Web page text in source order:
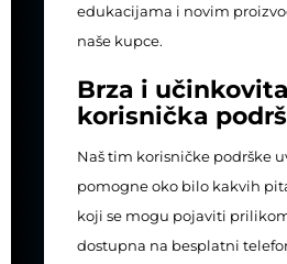
edukacijama i novim
naše kupce.
Brza i učinkovita
korisnička
Naš tim korisničke podrške
pomogne oko bilo kakvih
koji se mogu pojaviti
dostupna na besplatni